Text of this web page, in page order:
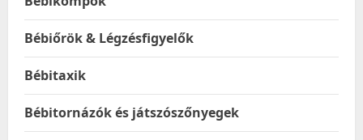
Bébiőrök & Légzésfigyelők
Bébitaxik
Bébitornázók és játszószőnyegek